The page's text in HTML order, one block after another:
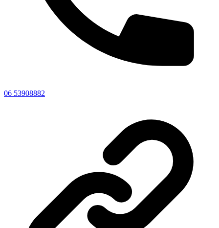
06 53908882